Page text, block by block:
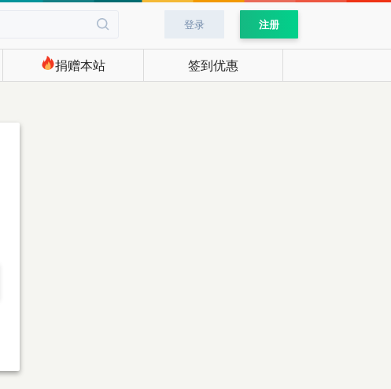
登录 注册
捐赠本站 签到优惠